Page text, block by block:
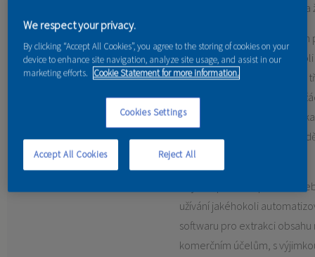
dalších platných podmínek a
Pokud si zvolíte nebo je
uživatele, heslo nebo
bezpečnostních postupů, je
za důvěrné a nesdělovat je
zablokovat jakýkoliv
ať už vybrané Vámi nebo
svého užívání.
Nejste oprávněni používat
užívání jakéhokoli
softwaru pro extrakci
komerčním účelům, s
We respect your privacy.
By clicking “Accept All Cookies”, you agree to the storing of cookies on your
device to enhance site navigation, analyze site usage, and assist in our
marketing efforts. Cookie Statement for more information.
Cookies Settings
Reject All
Accept All Cookies